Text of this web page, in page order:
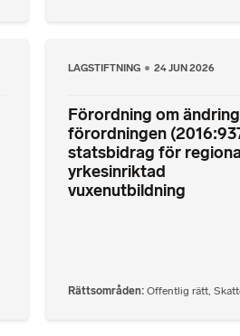
LAGSTIFTNING 24 JUN 2026
Förordning om
förordningen
statsbidrag för
yrkesinriktad
vuxenutbildning
Rättsområden Offentlig rätt